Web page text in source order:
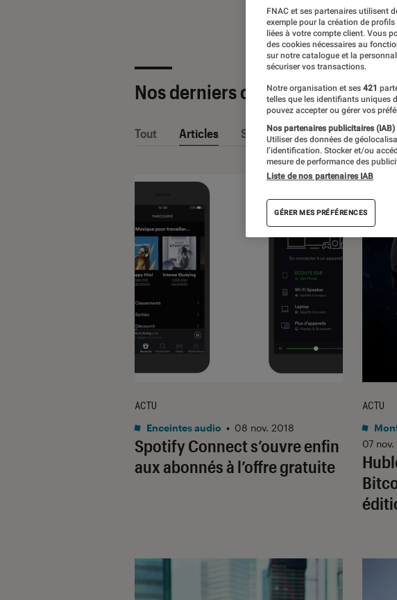
Nos derniers contenus
Tout Articles Sélections et guides Tests
Spotify Connect s’ouvre enfin
aux abonnés à l’offre gratuite
ACTU
Enceintes audio • 08 nov. 2018
ACTU
07
FNAC et ses partenaires utilisent
exemple pour la création de
liées à votre compte client. Vous
des cookies nécessaires au
sur notre catalogue et la
sécuriser vos transactions.
Notre organisation et ses 421
telles que les identifiants uniques
pouvez accepter ou gérer vos
Nos partenaires publicitaires
Utiliser des données de
l’identification. Stocker et/ou
mesure de performance des
Liste de nos partenaires IAB
GÉRER MES PRÉFÉRENCES